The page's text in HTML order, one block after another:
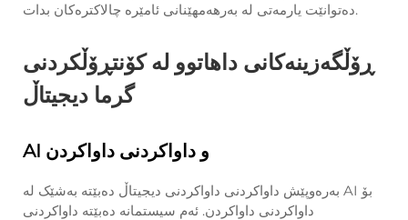
دەتوانێت یارمەتی لە بەرهەمهێنانی ئامێرە چالاکترەکان بدات.
ڕۆڵگەزینەکانی داهاتوو لە کۆنتڕۆڵکردنی
گرما دیجیتاڵ
AI و داواکردنی داواکردن
بەرەوپێش داواکردنی داواکردنی دیجیتاڵ دەبێتە بەشێک لە AI بۆ
داواکردنی داواکردن. ئەم سیستمانە دەبێتە داواکردنی